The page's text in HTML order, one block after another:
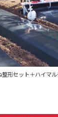
形セット＋ハイマ